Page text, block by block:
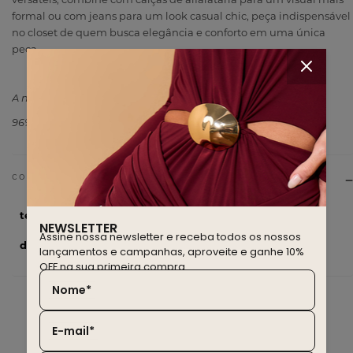
formal ou com jeans para um look casual chic, peça indispensável
no closet de quem busca elegância e conforto em uma única
peça.
A modelo mede 1,75m e usa P / PP
96% Viscose 4% Poliéster
tecido
drop Golden hour
NEWSLETTER
Assine nossa newsletter e receba todos os nossos
lançamentos e campanhas, aproveite e ganhe 10%
OFF na sua primeira compra.
Nome*
E-mail*